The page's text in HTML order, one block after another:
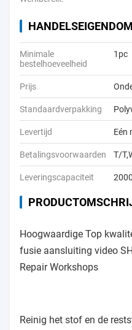
Minimale
bestelhoeveelheid
1pc
Prijs
Standaardverpakking
Levertijd Eén
Betalingsvoorwaarden T/
Leveringscapaciteit
Hoogwaardige Top
fusie aansluiting video
Repair Workshops
Reinig het stof en de